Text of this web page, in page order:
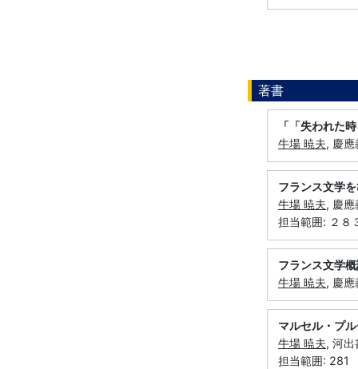
著書
「「失われた
牛場 暁夫, 慶
フランス文学
牛場 暁夫, 慶
担当範囲: ２８
フランス文学
牛場 暁夫, 慶
マルセル・プ
牛場 暁夫, 河
担当範囲: 281